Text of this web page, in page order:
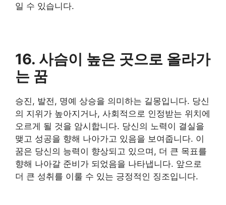
일 수 있습니다.
16. 사슴이 높은 곳으로 올라가
는 꿈
승진, 발전, 명예 상승을 의미하는 길몽입니다. 당신
의 지위가 높아지거나, 사회적으로 인정받는 위치에
오르게 될 것을 암시합니다. 당신의 노력이 결실을
맺고 성공을 향해 나아가고 있음을 보여줍니다. 이
꿈은 당신의 능력이 향상되고 있으며, 더 큰 목표를
향해 나아갈 준비가 되었음을 나타냅니다. 앞으로
더 큰 성취를 이룰 수 있는 긍정적인 징조입니다.